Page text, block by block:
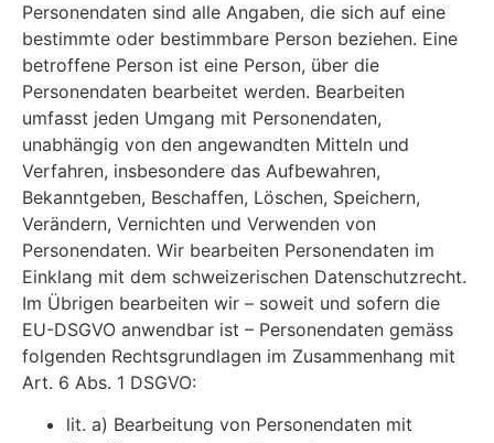
Personendaten sind alle Angaben, die sich auf eine
bestimmte oder bestimmbare Person beziehen. Eine
betroffene Person ist eine Person, über die
Personendaten bearbeitet werden. Bearbeiten
umfasst jeden Umgang mit Personendaten,
unabhängig von den angewandten Mitteln und
Verfahren, insbesondere das Aufbewahren,
Bekanntgeben, Beschaffen, Löschen, Speichern,
Verändern, Vernichten und Verwenden von
Personendaten. Wir bearbeiten Personendaten im
Einklang mit dem schweizerischen Datenschutzrecht.
Im Übrigen bearbeiten wir – soweit und sofern die
EU-DSGVO anwendbar ist – Personendaten gemäss
folgenden Rechtsgrundlagen im Zusammenhang mit
Art. 6 Abs. 1 DSGVO:
lit. a) Bearbeitung von Personendaten mit